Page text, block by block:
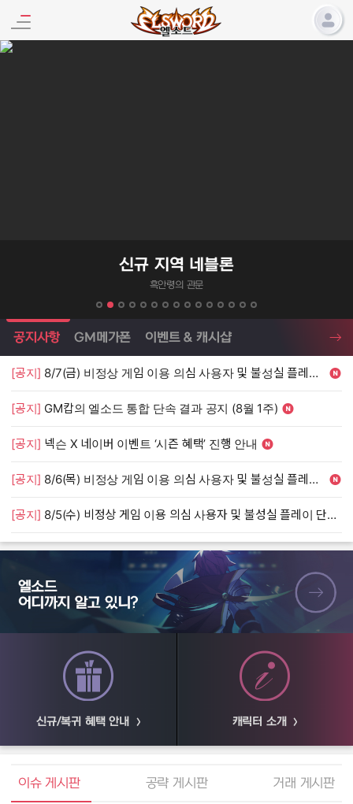
엘소드 프로모션
신규 지역 네블론
흑안령의 관문
엘소드 소식
공지사항 GM메가폰 이벤트 & 캐시샵
[공지] 8/7(금) 비정상 게임 이용 의심 사용자 및 불성실 플레이 단속 안내
[공지] GM캅의 엘소드 통합 단속 결과 공지 (8월 1주)
[공지] 넥슨 X 네이버 이벤트 ‘시즌 혜택’ 진행 안내
[공지] 8/6(목) 비정상 게임 이용 의심 사용자 및 불성실 플레이 단속 안내
[공지] 8/5(수) 비정상 게임 이용 의심 사용자 및 불성실 플레이 단속 안내
엘소드 어디까지 알고 있니?
신규/복귀 혜택 안내 캐릭터 소개
엘소드 커뮤니티
이슈 게시판 공략 게시판 거래 게시판